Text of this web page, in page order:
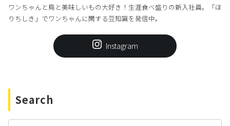
ワンちゃんと鳥と美味しいもの大好き！生涯食べ盛りの新入社員。「ほ
りちしき」でワンちゃんに関する豆知識を発信中。
Instagram
Search